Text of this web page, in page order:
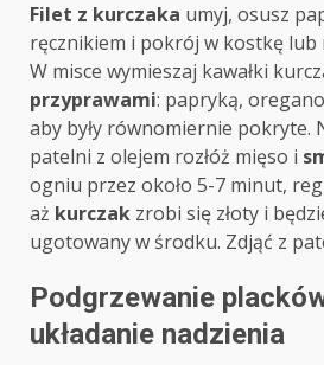
Filet z kurczaka umyj, osusz
ręcznikiem i pokrój w kostkę lub
W misce wymieszaj kawałki
przyprawami: papryką,
aby były równomiernie pokryte.
patelni z olejem rozłóż mięso i
ogniu przez około 5-7 minut,
aż kurczak zrobi się złoty i
ugotowany w środku. Zdjąć z
Podgrzewanie
układanie nadzienia